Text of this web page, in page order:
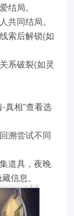
结局。
共同结局。
索后解锁(如
系破裂(如灵
真相”查看选
溯尝试不同
道具，夜晚
信息。